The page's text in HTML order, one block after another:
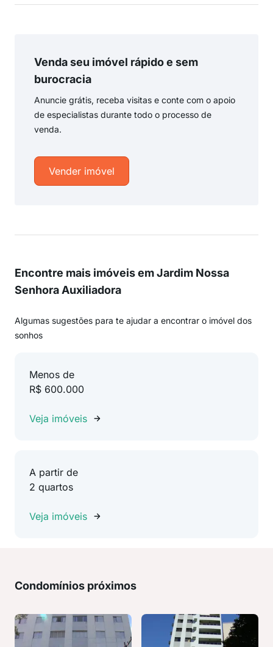
Venda seu imóvel rápido e sem
burocracia
Anuncie grátis, receba visitas e conte com o apoio
de especialistas durante todo o processo de
venda.
Vender imóvel
Encontre mais imóveis em Jardim Nossa
Senhora Auxiliadora
Algumas sugestões para te ajudar a encontrar o imóvel dos
sonhos
Menos de
R$ 600.000
Veja imóveis
A partir de
2 quartos
Veja imóveis
Condomínios próximos